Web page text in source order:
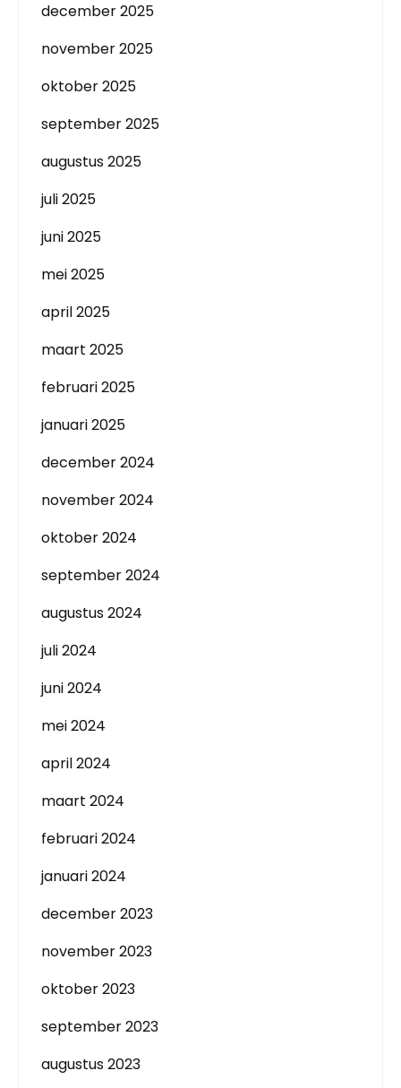
december 2025
november 2025
oktober 2025
september 2025
augustus 2025
juli 2025
juni 2025
mei 2025
april 2025
maart 2025
februari 2025
januari 2025
december 2024
november 2024
oktober 2024
september 2024
augustus 2024
juli 2024
juni 2024
mei 2024
april 2024
maart 2024
februari 2024
januari 2024
december 2023
november 2023
oktober 2023
september 2023
augustus 2023